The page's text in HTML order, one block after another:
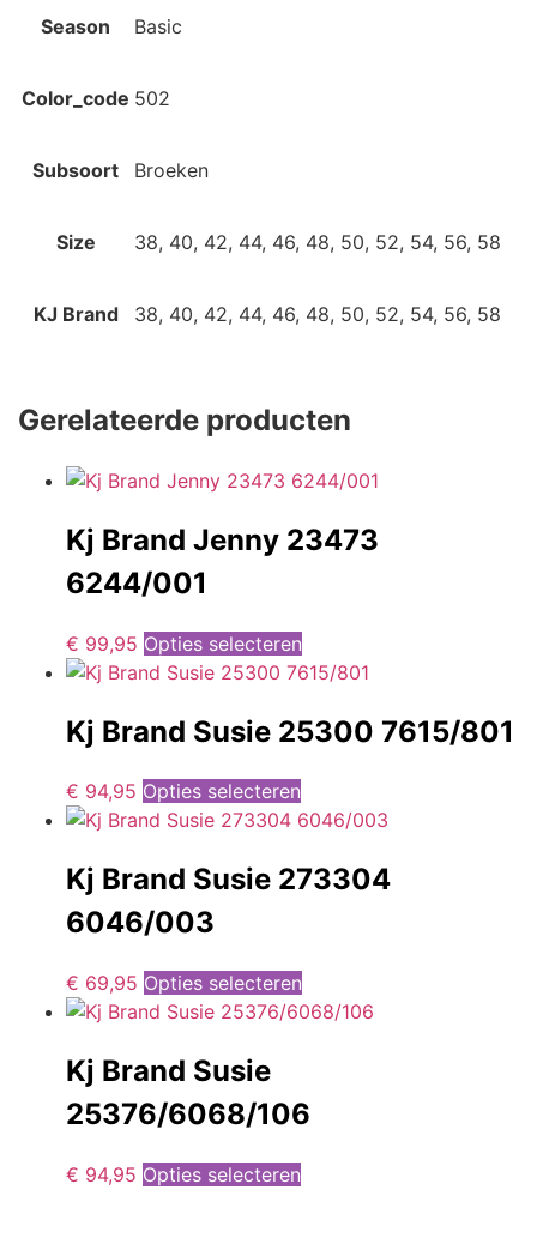
Season Basic
Color_code 502
Subsoort Broeken
Size 38, 40, 42, 44, 46, 48, 50, 52, 54, 56, 58
KJ Brand 38, 40, 42, 44, 46, 48, 50, 52, 54, 56, 58
Gerelateerde producten
Kj Brand Jenny 23473
6244/001
€ 99,95 Opties selecteren
Kj Brand Susie 25300 7615/801
€ 94,95 Opties selecteren
Kj Brand Susie 273304
6046/003
€ 69,95 Opties selecteren
Kj Brand Susie
25376/6068/106
€ 94,95 Opties selecteren